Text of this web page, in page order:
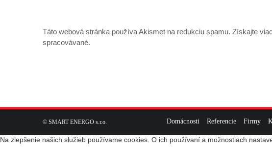
Táto webová stránka používa Akismet na redukciu spamu. Získajte
spracovávané.
© SMART ENERGO s.r.o. Domácnosti Referencie Firmy
Na zlepšenie našich služieb používame cookies. O ich používaní a možnostiach